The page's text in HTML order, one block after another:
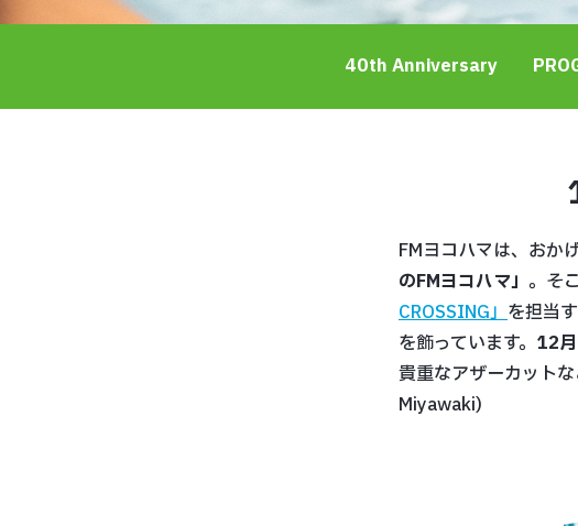
40th Anniversary
FMヨコハマは、おか
のFMヨコハマ」 。そ
CROSSING」を担当
を飾っています。 12月
貴重なアザーカット
Miyawaki)